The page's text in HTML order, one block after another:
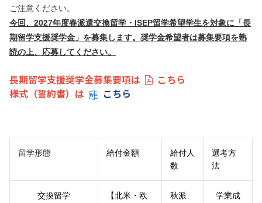
ご注意ください。
今回、2027年度春派遣交換留学・ISEP留学希望学生を対象に「長
期留学支援奨学金」を募集します。奨学金希望者は募集要項を熟
読の上、応募してください。
長期留学支援奨学金募集要項は
こちら
様式（誓約書）は
こちら
留学形態 給付金額
給付人
数
選考方
法
交換留学
【北米・欧
秋派
学業成